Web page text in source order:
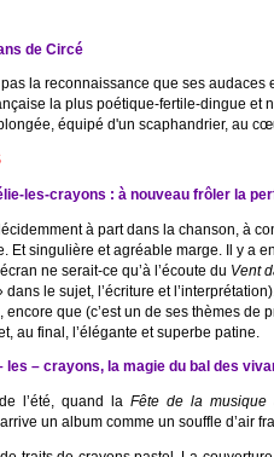
de Circé
la reconnaissance que ses audaces
la plus poétique-fertile-dingue et
équipé d'un scaphandrier, au
les-crayons : à nouveau frôler la
à part dans la chanson, à
Et singulière et agréable marge. Il y a
ne serait-ce qu’à l’écoute du Vent
le sujet, l’écriture et
que (c’est un de ses thèmes de
au final, l’élégante et superbe patine.
les – crayons, la magie du bal des
l’été, quand la Fête de la musique
un album comme un souffle d’air